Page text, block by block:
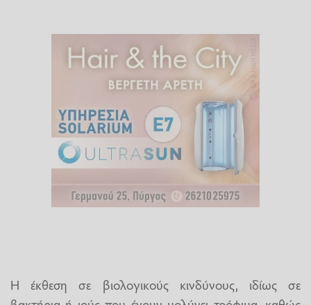
Η έκθεση σε βιολογικούς κινδύνους, ιδίως σε